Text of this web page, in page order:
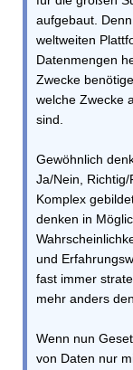
aufgebaut.
weltweiten
Datenmengen
Zwecke
welche Zwecke
sind.
Gewöhnlich
Ja/Nein, Richtig/
Komplex
denken in
und
fast immer
mehr anders
Wenn nun
von Daten nur